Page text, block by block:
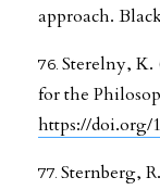
approach.
Sterelny, K.
for the
https://doi.org/
Sternberg,